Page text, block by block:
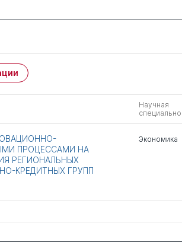
Научная
ПРОЦЕССАМИ НА
РЕГИОНАЛЬНЫХ
КРЕДИТНЫХ ГРУПП
Экономика